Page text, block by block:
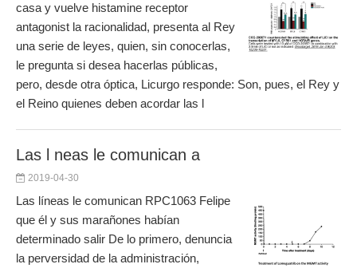
casa y vuelve histamine receptor
antagonist la racionalidad, presenta al Rey
una serie de leyes, quien, sin conocerlas,
le pregunta si desea hacerlas públicas,
pero, desde otra óptica, Licurgo responde: Son, pues, el Rey y
el Reino quienes deben acordar las l
Las l neas le comunican a
2019-04-30
Las líneas le comunican RPC1063 Felipe
que él y sus marañones habían
determinado salir De lo primero, denuncia
la perversidad de la administración,